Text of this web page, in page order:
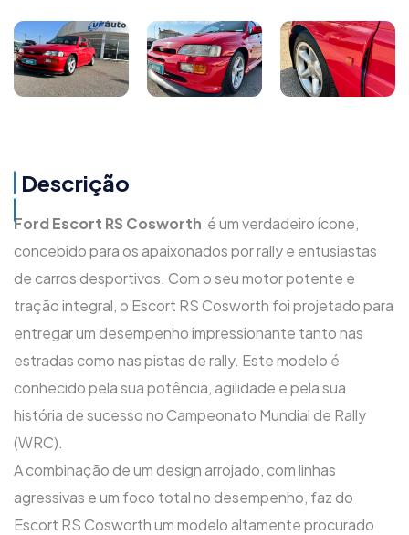
Descrição
Ford Escort RS Cosworth é um verdadeiro ícone,
concebido para os apaixonados por rally e entusiastas
de carros desportivos. Com o seu motor potente e
tração integral, o Escort RS Cosworth foi projetado para
entregar um desempenho impressionante tanto nas
estradas como nas pistas de rally. Este modelo é
conhecido pela sua potência, agilidade e pela sua
história de sucesso no Campeonato Mundial de Rally
(WRC).
A combinação de um design arrojado, com linhas
agressivas e um foco total no desempenho, faz do
Escort RS Cosworth um modelo altamente procurado